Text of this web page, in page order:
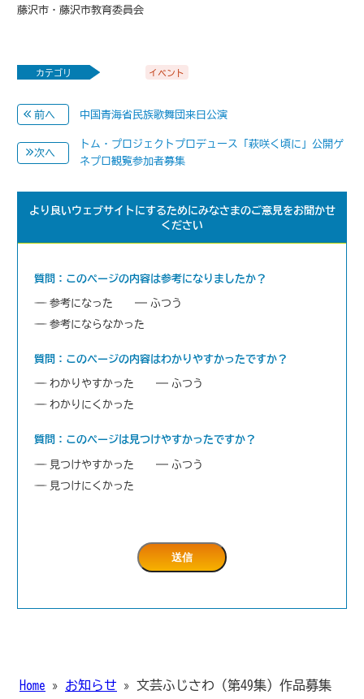
藤沢市・藤沢市教育委員会
カテゴリ イベント
前へ 中国青海省民族歌舞団来日公演
次へ
トム・プロジェクトプロデュース「萩咲く頃に」公開ゲ
ネプロ観覧参加者募集
より良いウェブサイトにするためにみなさまのご意見をお聞かせ
ください
質問：このページの内容は参考になりましたか？
参考になった
ふつう
参考にならなかった
質問：このページの内容はわかりやすかったですか？
わかりやすかった
ふつう
わかりにくかった
質問：このページは見つけやすかったですか？
見つけやすかった
ふつう
見つけにくかった
Home » お知らせ » 文芸ふじさわ（第49集）作品募集